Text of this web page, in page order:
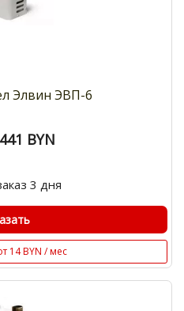
Элвин ЭВП-6
BYN
3 дня
14 BYN / мес